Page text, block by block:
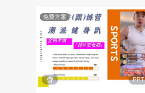
免费方案
PPT